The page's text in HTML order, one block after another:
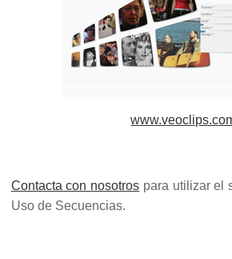
Contacta con nosotros para utilizar el
Uso de Secuencias.